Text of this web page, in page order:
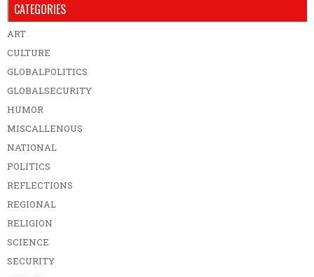
CATEGORIES
ART
CULTURE
GLOBALPOLITICS
GLOBALSECURITY
HUMOR
MISCALLENOUS
NATIONAL
POLITICS
REFLECTIONS
REGIONAL
RELIGION
SCIENCE
SECURITY